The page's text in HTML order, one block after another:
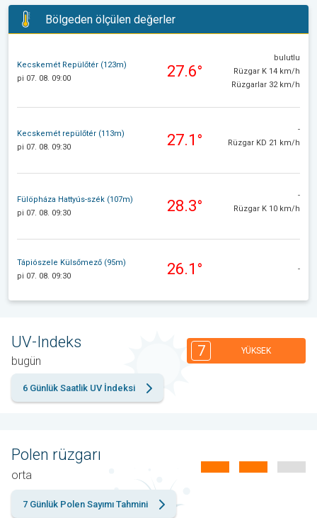
Bölgeden ölçülen değerler
Kecskemét Repülőtér (123m)
pi 07. 08. 09:00
27.6°
bulutlu
Rüzgar K 14 km/h
Rüzgarlar 32 km/h
Kecskemét repülőtér (113m)
pi 07. 08. 09:30
27.1°
-
Rüzgar KD 21 km/h
Fülöpháza Hattyús-szék (107m)
pi 07. 08. 09:30
28.3°
-
Rüzgar K 10 km/h
Tápiószele Külsőmező (95m)
pi 07. 08. 09:30
26.1° -
UV-Indeks
bugün
7 YÜKSEK
6 Günlük Saatlik UV İndeksi
Polen rüzgarı
orta
7 Günlük Polen Sayımı Tahmini